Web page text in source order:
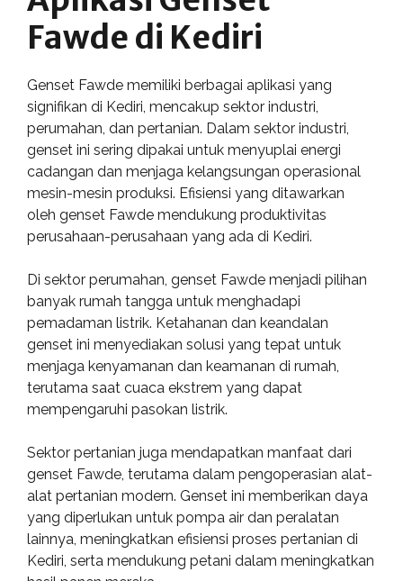
Fawde di Kediri
Genset Fawde memiliki berbagai aplikasi yang
signifikan di Kediri, mencakup sektor industri,
perumahan, dan pertanian. Dalam sektor industri,
genset ini sering dipakai untuk menyuplai energi
cadangan dan menjaga kelangsungan operasional
mesin-mesin produksi. Efisiensi yang ditawarkan
oleh genset Fawde mendukung produktivitas
perusahaan-perusahaan yang ada di Kediri.
Di sektor perumahan, genset Fawde menjadi pilihan
banyak rumah tangga untuk menghadapi
pemadaman listrik. Ketahanan dan keandalan
genset ini menyediakan solusi yang tepat untuk
menjaga kenyamanan dan keamanan di rumah,
terutama saat cuaca ekstrem yang dapat
mempengaruhi pasokan listrik.
Sektor pertanian juga mendapatkan manfaat dari
genset Fawde, terutama dalam pengoperasian alat-
alat pertanian modern. Genset ini memberikan daya
yang diperlukan untuk pompa air dan peralatan
lainnya, meningkatkan efisiensi proses pertanian di
Kediri, serta mendukung petani dalam meningkatkan